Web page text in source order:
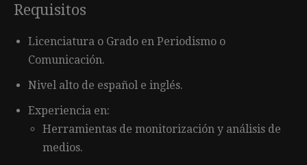
Requisitos
Licenciatura o Grado en Periodismo o
Comunicación.
Nivel alto de español e inglés.
Experiencia en:
Herramientas de monitorización y análisis de
medios.